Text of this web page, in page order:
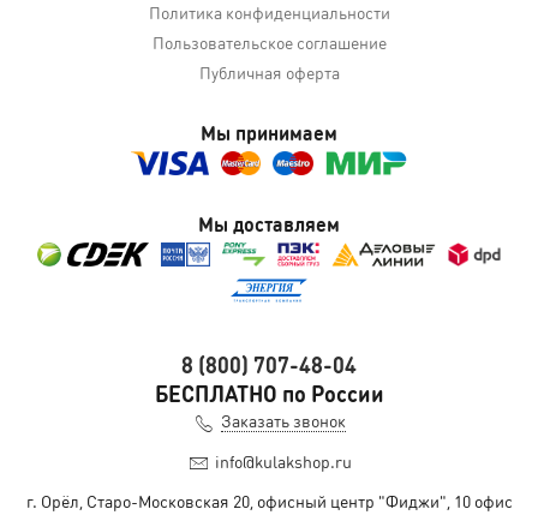
Политика конфиденциальности
Пользовательское соглашение
Публичная оферта
Мы принимаем
Мы доставляем
8 (800) 707-48-04
БЕСПЛАТНО по России
Заказать звонок
info@kulakshop.ru
г. Орёл, Старо-Московская 20, офисный центр "Фиджи", 10 офис